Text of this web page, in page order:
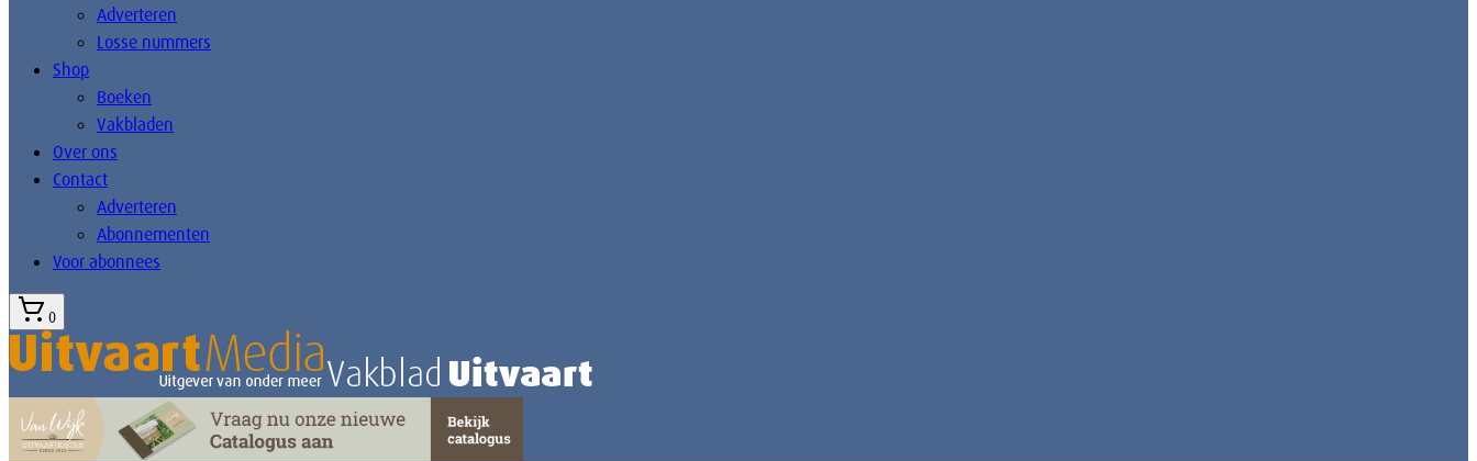
Adverteren
Losse nummers
Shop
Boeken
Vakbladen
Over ons
Contact
Adverteren
Abonnementen
Voor abonnees
0